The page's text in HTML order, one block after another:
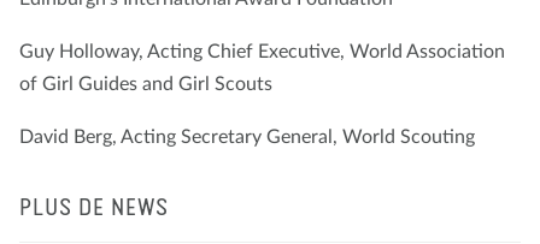
Guy Holloway, Acting Chief Executive, World Association
of Girl Guides and Girl Scouts
David Berg, Acting Secretary General, World Scouting
PLUS DE NEWS